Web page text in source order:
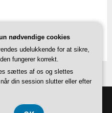
bySuperbThemes
nødvendige cookies
udelukkende for at sikre,
fungerer korrekt.
sættes af os og slettes
din session slutter eller efter